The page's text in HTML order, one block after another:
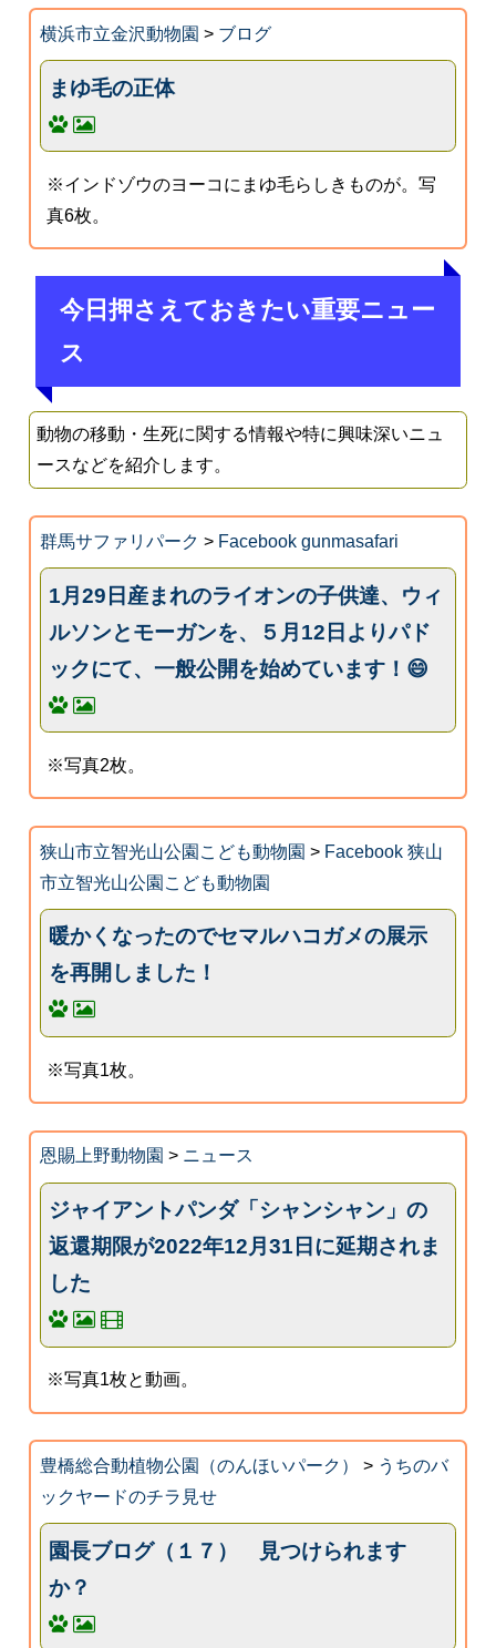
横浜市立金沢動物園 > ブログ
まゆ毛の正体
※インドゾウのヨーコにまゆ毛らしきものが。写
真6枚。
今日押さえておきたい重要ニュー
ス
動物の移動・生死に関する情報や特に興味深いニュ
ースなどを紹介します。
群馬サファリパーク > Facebook gunmasafari
1月29日産まれのライオンの子供達、ウィ
ルソンとモーガンを、５月12日よりパド
ックにて、一般公開を始めています！😄
※写真2枚。
狭山市立智光山公園こども動物園 > Facebook 狭山
市立智光山公園こども動物園
暖かくなったのでセマルハコガメの展示
を再開しました！
※写真1枚。
恩賜上野動物園 > ニュース
ジャイアントパンダ「シャンシャン」の
返還期限が2022年12月31日に延期されま
した
※写真1枚と動画。
豊橋総合動植物公園（のんほいパーク） > うちのバ
ックヤードのチラ見せ
園長ブログ（１７） 見つけられます
か？